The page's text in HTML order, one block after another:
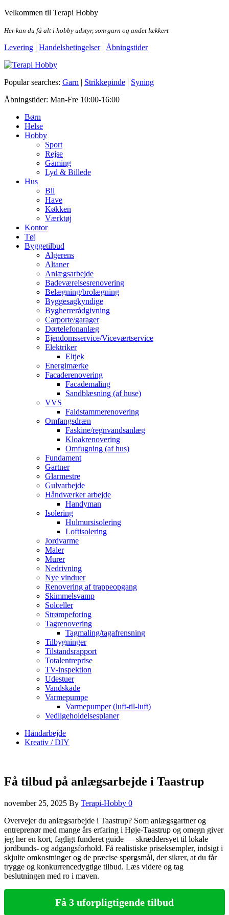
Skip
the
Velkommen til Terapi Hobby
Her kan du få alt i hobby udstyr, som garn og andet lækkert
Levering | Handelsbetingelser| Åbningstider
Terapi Hobby
Popular searches: Garn | Strikkepinde | Syning
Åbningstider: Man-Fre 10:00-16:00
Børn
Helse
Hobby
Sport
Rejse
Gaming
Lyd & Billede
Hus
Bil
Have
Køkken
Værktøj
Kontor
Tøj
Byggetilbud
Algerens
Altaner
Anlægsarbejde
Badeværelsesrenovering
Belægning/brolægning
Byggesagkyndige
Bygherrerådgivning
Carporte/garager
Dørtelefonanlæg
Ejendomsservice/Viceværtservice
Elektriker
Eltjek
Energimærke
Facaderenovering
Facademaling
Sandblæsning (af huse)
VVS
Faldstammerenovering
Omfangsdræn
Faskine/regnvandsanlæg
Kloakrenovering
Omfugning (af hus)
Fundament
Gartner
Glarmestre
Gulvarbejde
Håndværker arbejde
Handyman
Isolering
Hulmursisolering
Loftisolering
Jordvarme
Maler
Murer
Nedrivning
Nye vinduer
Renovering af trappeopgang
Skimmelsvamp
Solceller
Strømpeforing
Tagrenovering
Tagmaling/tagafrensning
Tilbygninger
Tilstandsrapport
Totalentreprise
TV-inspektion
Udestuer
Vandskade
Varmepumpe
Varmepumper (luft-til-luft)
Vedligeholdelsesplaner
Håndarbejde
Kreativ / DIY
Få tilbud på anlægsarbejde i Taastrup
november 25, 2025 By Terapi-Hobby 0
Overvejer du anlægsarbejde i Taastrup? Som anlægsgartner og
entreprenør med mange års erfaring i Høje‑Taastrup og omegn giver
jeg her en kort, fagligt funderet guide — skræddersyet til lokale
jordbunds- og adgangsforhold. Få realistiske priseksempler, indsigt i
skjulte omkostninger og de præcise spørgsmål, der sikrer, at du får
trygge og konkurrencedygtige tilbud. Læs videre og tag
beslutningen med ro i maven.
Få 3 uforpligtigende tilbud